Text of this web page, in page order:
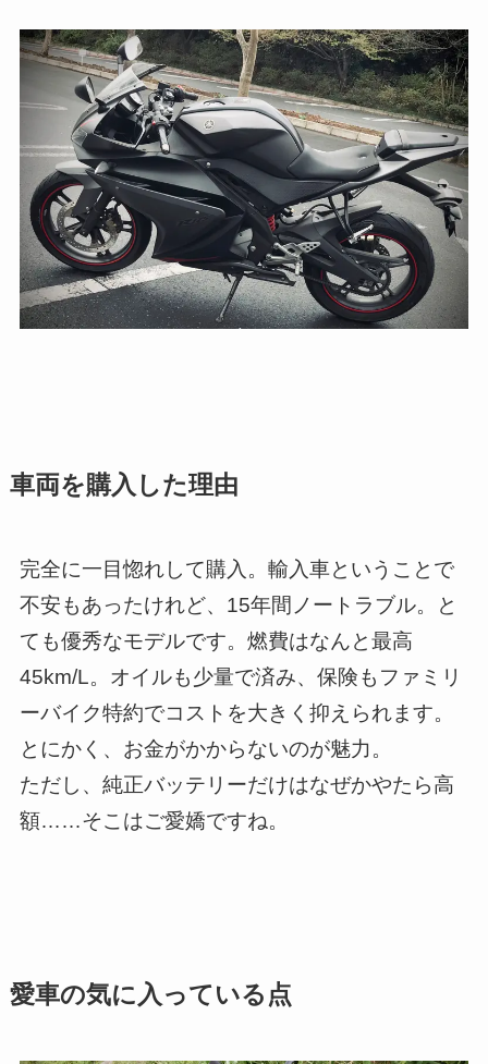
車両を購入した理由
完全に一目惚れして購入。輸入車ということで
不安もあったけれど、15年間ノートラブル。と
ても優秀なモデルです。燃費はなんと最高
45km/L。オイルも少量で済み、保険もファミリ
ーバイク特約でコストを大きく抑えられます。
とにかく、お金がかからないのが魅力。
ただし、純正バッテリーだけはなぜかやたら高
額……そこはご愛嬌ですね。
愛車の気に入っている点